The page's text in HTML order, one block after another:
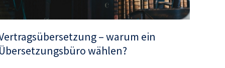
– warum ein
Übersetzungsbüro wählen?